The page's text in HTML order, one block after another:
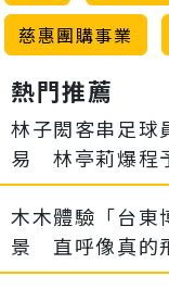
慈惠團購事業
熱門推薦
林子閎客串足球
易 林亭莉爆程
木木體驗「台東
景 直呼像真的